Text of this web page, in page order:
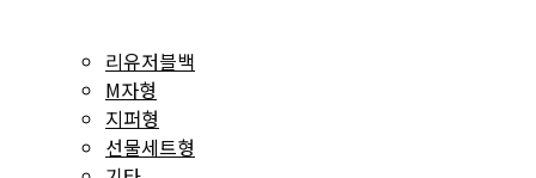
리유저블백
M자형
지퍼형
선물세트형